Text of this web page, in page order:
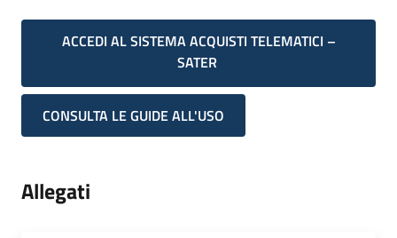
ACCEDI AL SISTEMA ACQUISTI TELEMATICI –
SATER
CONSULTA LE GUIDE ALL'USO
Allegati